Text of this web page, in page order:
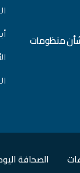
منظومات
الصحافة